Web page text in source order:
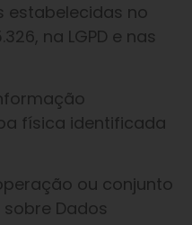
estabelecidas no
na LGPD e nas
física identificada
ou conjunto
Dados